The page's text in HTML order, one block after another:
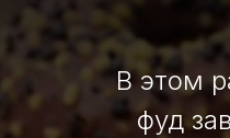
В этом
фуд